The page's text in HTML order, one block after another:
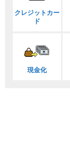
クレジットカー
ド
現金化